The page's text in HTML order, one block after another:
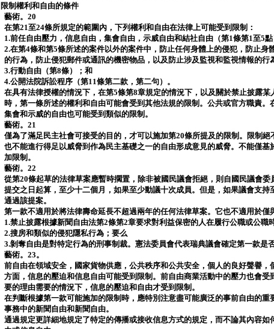
限制權利和自由的條件
藝術。20
在第21至24條所規定的範圍內，下列權利和自由在法律上可能受到限制：
1.前任自由壓力，信息自由，集會自由，示威自由和結社自由（第1條第1至5點
2.在第4條和第5條所述的案件以外的案件中，防止任何身體上的侵犯，防止身
的行為，防止侵犯郵件或通訊的機密物品，以及防止涉及監視和監視情報的行
3.行動自由（第8條）；和
4.公開法院訴訟程序（第11條第二款，第二句）。
在具有法律授權的情況下，在第5條第8章規定的情況下，以及關於禁止披露
時，第一條所述的權利和自由可能會受到其他法規的限制。公共或官方職責。
集會和示威的自由也可能受到類似的限制。
藝術。21
僅為了滿足民主社會可接受的目的，才可以施加第20條所提及的限制。限制絕
也不能進行得足以威脅到作為民主基礎之一的自由形成意見的威脅。不能僅
加限制。
藝術。22
從第20條起草的法律草案應暫時擱置，除非被國民議會拒絕，則自國民議會
提交之日起算，至少十二個月，如果至少動議十次成員。但是，如果議會支
通過該提案。
第一款不適用於將法律壽命延長不超過兩年的任何法律草案。它也不適用於僅
1.禁止披露根據新聞自由法第2條第2章要求對利益保密的人在履行公職或公職
2.搜房和類似的侵犯隱私行為；要么
3.剝奪自由是對特定行為的刑事制裁。憲法委員會代表瑞典議會確定第一款是
藝術。23。
前自由在領域安全，國家貨物供應，公共秩序和公共安全，個人的良好聲譽
方面，信息的壓迫和信息自由可能受到限制。前自由商業活動中的壓力也會
要的理由需要的情況下，信息的壓迫和自由才受到限制。
在判斷根據第一款可能施加的限制時，應特別注意盡可能廣泛的事前自由的
事務中的新聞自由和新聞自由。
通過規定更詳細地規定了特定的傳播或接收信息方式的規定，而不論其內容